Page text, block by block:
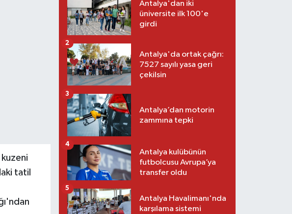
tatil
Antalya'dan iki
üniversite ilk 100'e
girdi
Antalya'da ortak çağrı:
7527 sayılı yasa geri
çekilsin
2
Antalya’dan motorin
zammına tepki
3
Antalya kulübünün
futbolcusu Avrupa’ya
transfer oldu
4
Antalya Havalimanı'nda
karşılama sistemi
5